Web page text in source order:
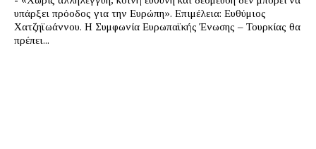
υπάρξει πρόοδος για την Ευρώπη». Επιμέλεια: Ευθύμιος
Χατζηϊωάννου. Η Συμφωνία Ευρωπαϊκής Ένωσης – Τουρκίας θα
πρέπει...